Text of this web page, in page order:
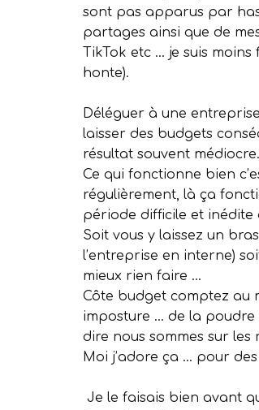
sont pas apparus par
partages ainsi que de
TikTok etc … je suis
honte).
Déléguer à une
laisser des budgets
résultat souvent médiocre.
Ce qui fonctionne bien
régulièrement, là ça
période difficile et inédite
Soit vous y laissez un
l’entreprise en interne)
mieux rien faire …
Côte budget comptez au
imposture … de la poudre
dire nous sommes sur
Moi j’adore ça … pour
Je le faisais bien avant